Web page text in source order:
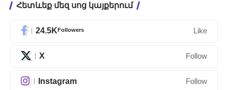
Հետևեք մեզ սոց կայքերում
24.5KFollowers Like
X Follow
Instagram Follow